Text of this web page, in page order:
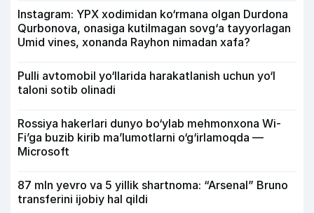
Instagram: YPX xodimidan ko‘rmana olgan Durdona
Qurbonova, onasiga kutilmagan sovg‘a tayyorlagan
Umid vines, xonanda Rayhon nimadan xafa?
Pulli avtomobil yo‘llarida harakatlanish uchun yo‘l
taloni sotib olinadi
Rossiya hakerlari dunyo bo‘ylab mehmonxona Wi-
Fi’ga buzib kirib ma’lumotlarni o‘g‘irlamoqda —
Microsoft
87 mln yevro va 5 yillik shartnoma: “Arsenal” Bruno
transferini ijobiy hal qildi